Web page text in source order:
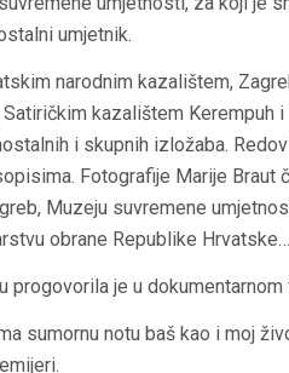
umjetnik.
narodnim kazalištem,
kazalištem Kerempuh
i skupnih izložaba.
Fotografije Marije Braut
Muzeju suvremene
obrane Republike Hrvatske…
progovorila je u dokumentarnom
sumornu notu baš kao i moj